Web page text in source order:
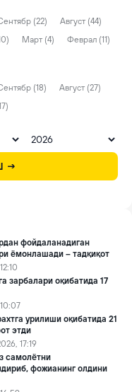
(22)
Август (44)
Март (4)
Феврал (11)
(18)
Август (27)
→
фойдаланадиган
ёмонлашади – тадқиқот
зарбалари оқибатида 17
урилиши оқибатида 21
этди
17:19
самолётни
фожианинг олдини